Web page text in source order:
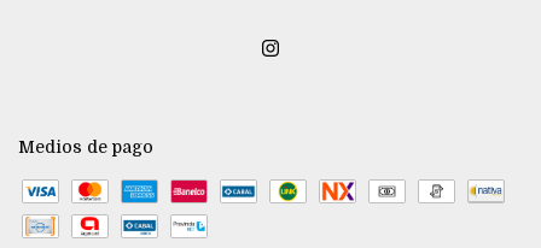
Medios de pago